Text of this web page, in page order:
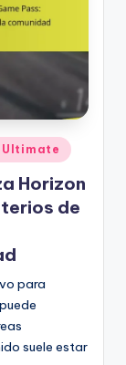
Ultimate
Horizon
de
para
suele estar